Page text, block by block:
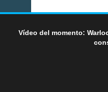
Vídeo del momento: